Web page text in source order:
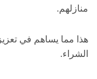
منازلهم.
هذا مما يساهم في
الشراء.